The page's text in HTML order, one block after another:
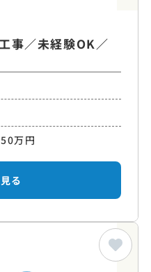
事／未経験OK／
万円
る